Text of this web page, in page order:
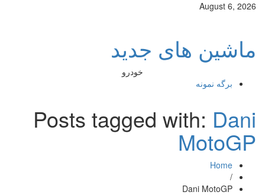
August 6, 2026
ماشین های جدید
خودرو
برگه نمونه
Posts tagged with:Dani
MotoGP
Home
/
Dani MotoGP